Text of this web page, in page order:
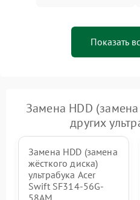
Показать
Замена HDD
других
Замена HDD (замена
жёсткого диска)
ультрабука Acer
Swift SF314-56G-